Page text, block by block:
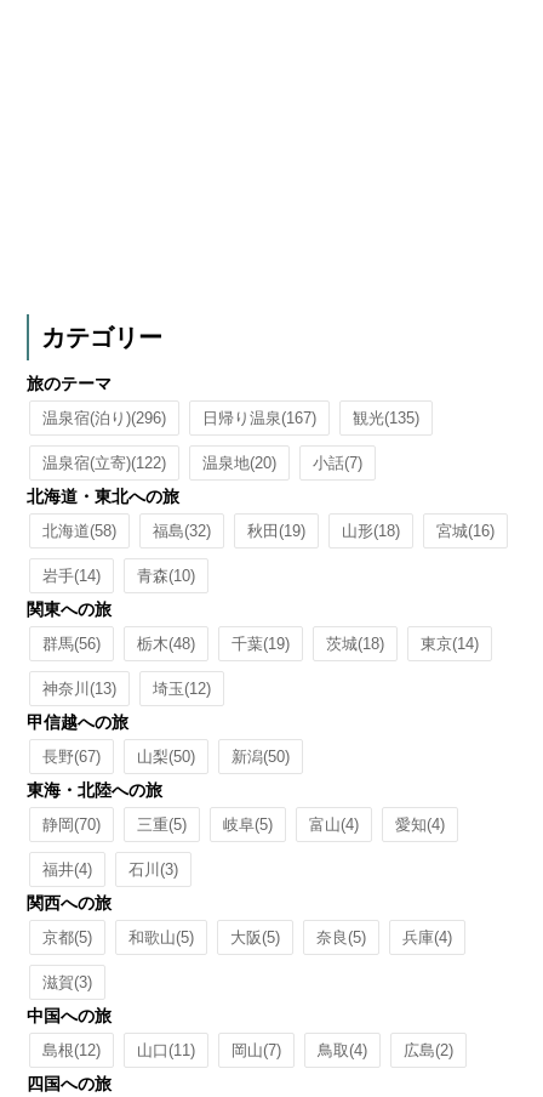
カテゴリー
旅のテーマ
温泉宿(泊り)(296) 日帰り温泉(167) 観光(135)
温泉宿(立寄)(122) 温泉地(20) 小話(7)
北海道・東北への旅
北海道(58) 福島(32) 秋田(19) 山形(18) 宮城(16)
岩手(14) 青森(10)
関東への旅
群馬(56) 栃木(48) 千葉(19) 茨城(18) 東京(14)
神奈川(13) 埼玉(12)
甲信越への旅
長野(67) 山梨(50) 新潟(50)
東海・北陸への旅
静岡(70) 三重(5) 岐阜(5) 富山(4) 愛知(4)
福井(4) 石川(3)
関西への旅
京都(5) 和歌山(5) 大阪(5) 奈良(5) 兵庫(4)
滋賀(3)
中国への旅
島根(12) 山口(11) 岡山(7) 鳥取(4) 広島(2)
四国への旅